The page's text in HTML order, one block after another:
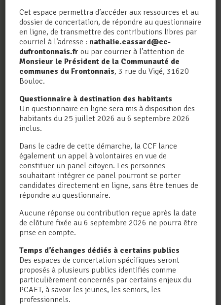
INSCRIPTION NEWSLETTER
Les champs contenant un * sont obligatoires
Votre adresse e-mail*
J'ai pris connaissance de la politique de
Lisez notrepolitique de confidentialité.
LA CCF EST SUR
INTRAMUROS
Cet espace permettra d’accéder aux ressources et au
dossier de concertation, de répondre au questionnaire
en ligne, de transmettre des contributions libres par
courriel à l’adresse : nathalie.cassard@cc-
dufrontonnais.fr ou par courrier à l’attention de
Monsieur le Président de la Communauté de
communes du Frontonnais, 3 rue du Vigé, 31620
Bouloc.
Questionnaire à destination des habitants
Un questionnaire en ligne sera mis à disposition des
habitants du 25 juillet 2026 au 6 septembre 2026
inclus.
Dans le cadre de cette démarche, la CCF lance
également un appel à volontaires en vue de
constituer un panel citoyen. Les personnes
souhaitant intégrer ce panel pourront se porter
candidates directement en ligne, sans être tenues de
répondre au questionnaire.
Aucune réponse ou contribution reçue après la date
de clôture fixée au 6 septembre 2026 ne pourra être
prise en compte.
Temps d’échanges dédiés à certains publics
Des espaces de concertation spécifiques seront
proposés à plusieurs publics identifiés comme
particulièrement concernés par certains enjeux du
PCAET, à savoir les jeunes, les seniors, les
professionnels.